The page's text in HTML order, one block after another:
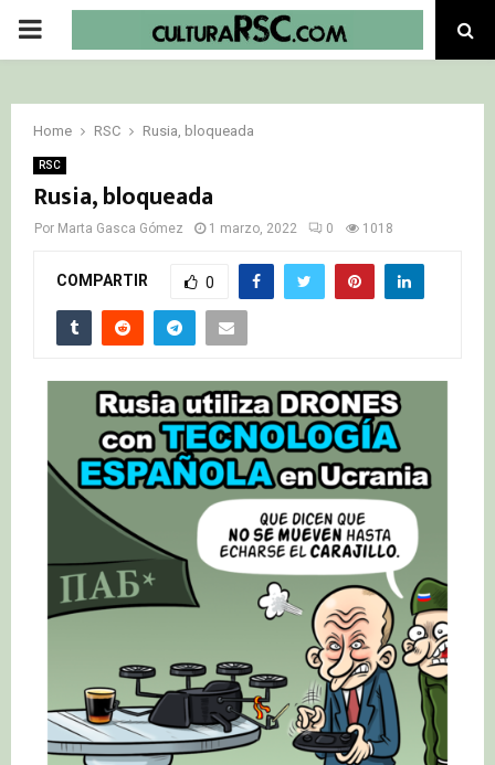
PRIMARY
Home RSC Rusia, bloqueada
RSC
Rusia, bloqueada
Por Marta Gasca Gómez 1 marzo, 2022 0 1018
COMPARTIR 0